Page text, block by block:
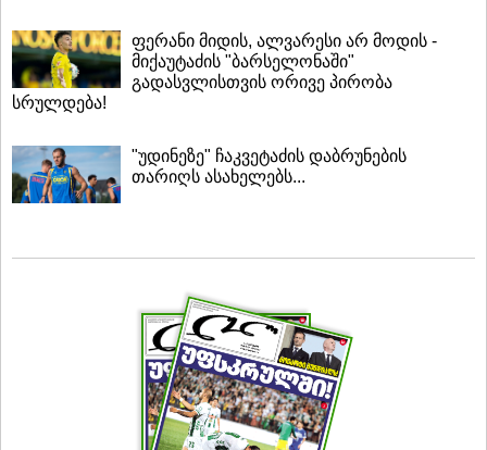
ფერანი მიდის, ალვარესი არ მოდის -
მიქაუტაძის "ბარსელონაში"
გადასვლისთვის ორივე პირობა
სრულდება!
"უდინეზე" ჩაკვეტაძის დაბრუნების
თარიღს ასახელებს...